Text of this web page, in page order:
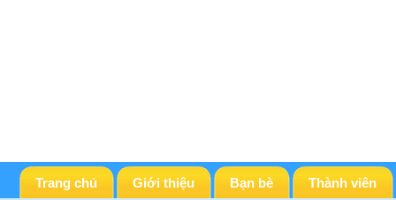
Trang chủ Giới thiệu Bạn bè Thành viên